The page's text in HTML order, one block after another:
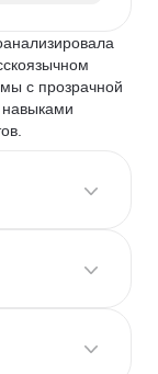
с прозрачной
навыками